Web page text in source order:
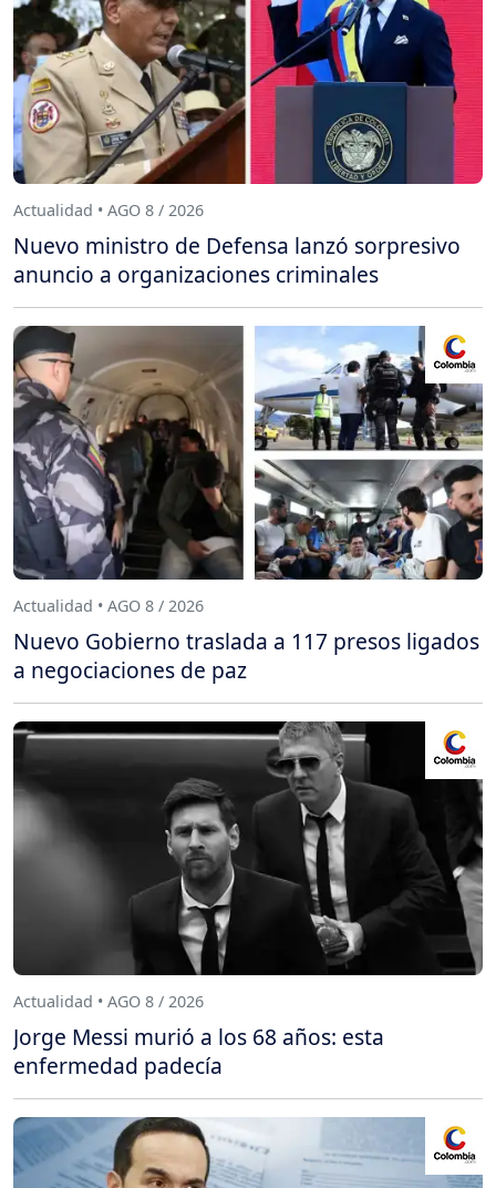
Actualidad • AGO 8 / 2026
Nuevo ministro de Defensa lanzó sorpresivo
anuncio a organizaciones criminales
Actualidad • AGO 8 / 2026
Nuevo Gobierno traslada a 117 presos ligados
a negociaciones de paz
Actualidad • AGO 8 / 2026
Jorge Messi murió a los 68 años: esta
enfermedad padecía